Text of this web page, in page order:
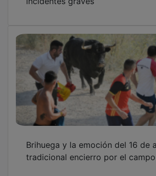
tradicional encierro por el campo